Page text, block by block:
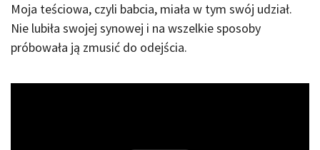
Moja teściowa, czyli babcia, miała w tym swój udział.
Nie lubiła swojej synowej i na wszelkie sposoby
próbowała ją zmusić do odejścia.